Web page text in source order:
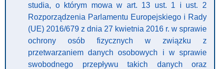
studia, o którym mowa w art. 13 ust. 1 i ust. 2
Rozporządzenia Parlamentu Europejskiego i Rady
(UE) 2016/679 z dnia 27 kwietnia 2016 r. w sprawie
ochrony osób fizycznych w związku z
przetwarzaniem danych osobowych i w sprawie
swobodnego przepływu takich danych oraz